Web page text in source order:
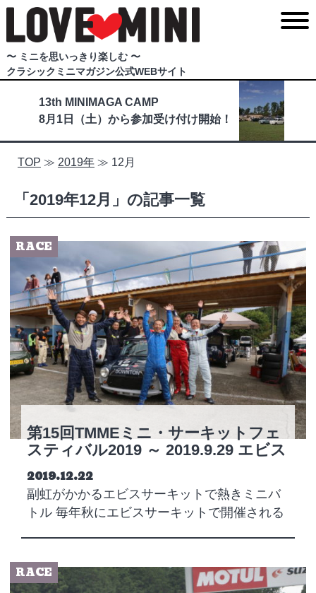
〜 ミニを思いっきり楽しむ 〜
クラシックミニマガジン公式WEBサイト
13th MINIMAGA CAMP
8月1日（土）から参加受け付け開始！
TOP ≫ 2019年≫ 12月
「2019年12月」の記事一覧
第15回TMMEミニ・サーキットフェ
スティバル2019 ～ 2019.9.29 エビス
サーキット
Posted on
2019.12.22
副虹がかかるエビスサーキットで熱きミニバ
トル 毎年秋にエビスサーキットで開催される
RACE
RACE